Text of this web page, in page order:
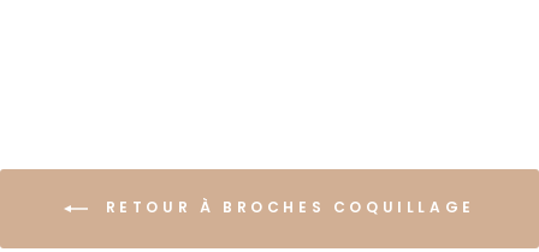
RETOUR À BROCHES COQUILLAGE